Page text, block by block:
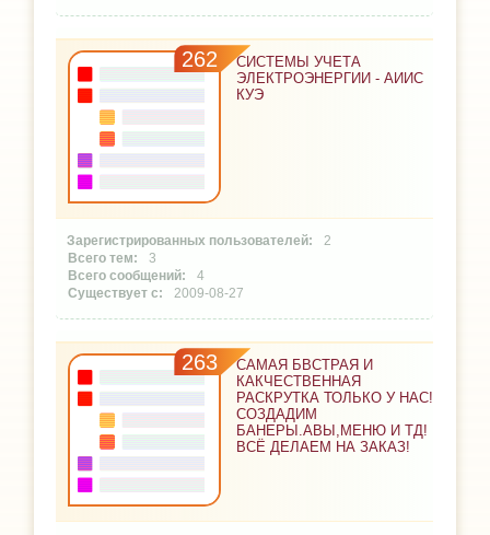
262
СИСТЕМЫ УЧЕТА
ЭЛЕКТРОЭНЕРГИИ - АИИС
КУЭ
2
3
4
2009-08-27
263
САМАЯ БВСТРАЯ И
КАКЧЕСТВЕННАЯ
РАСКРУТКА ТОЛЬКО У НАС!
СОЗДАДИМ
БАНЕРЫ.АВЫ,МЕНЮ И ТД!
ВСЁ ДЕЛАЕМ НА ЗАКАЗ!